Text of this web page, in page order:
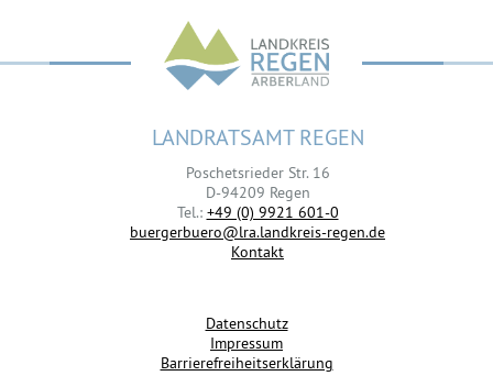
LANDRATSAMT REGEN
Poschetsrieder Str. 16
D-94209 Regen
Tel.: +49 (0) 9921 601-0
buergerbuero@lra.landkreis-regen.de
Kontakt
Datenschutz
Impressum
Barrierefreiheitserklärung